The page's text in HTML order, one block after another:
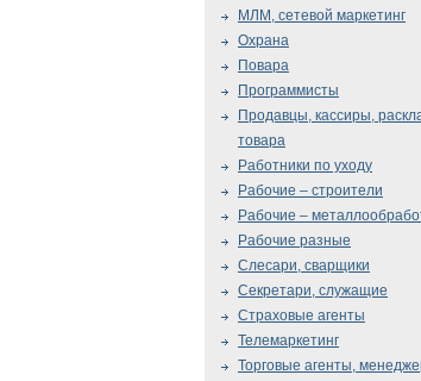
МЛМ, сетевой маркетинг
Охрана
Повара
Программисты
Продавцы, кассиры,
товара
Работники по уходу
Рабочие – строители
Рабочие –
Рабочие разные
Слесари, сварщики
Секретари, служащие
Страховые агенты
Телемаркетинг
Торговые агенты,